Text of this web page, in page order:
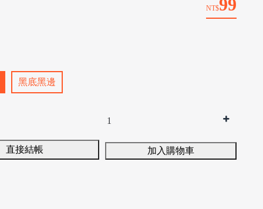
NT$99
黑底黑邊
直接結帳 加入購物車